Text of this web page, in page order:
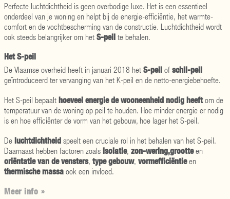
Perfecte luchtdichtheid is geen overbodige luxe. Het is een essentieel
onderdeel van je woning en helpt bij de energie-efficiëntie, het warmte-
comfort en de vochtbescherming van de constructie. Luchtdichtheid wordt
ook steeds belangrijker om het S-peil te behalen.
Het S-peil
De Vlaamse overheid heeft in januari 2018 het S-peil of schil-peil
geïntroduceerd ter vervanging van het K-peil en de netto-energiebehoefte.
Het S-peil bepaalt hoeveel energie de wooneenheid nodig heeftom de
temperatuur van de woning op peil te houden. Hoe minder energie er nodig
is en hoe efficiënter de vorm van het gebouw, hoe lager het S-peil.
De luchtdichtheid speelt een cruciale rol in het behalen van het S-peil.
Daarnaast hebben factoren zoals isolatie, zon-wering,grootteen
oriëntatie van de vensters, type gebouw, vormefficiëntieen
thermische massa ook een invloed.
Meer info »